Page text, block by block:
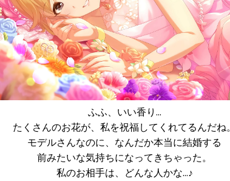
ふふ、いい香り…
たくさんのお花が、私を祝福してくれてるんだね。
モデルさんなのに、なんだか本当に結婚する
前みたいな気持ちになってきちゃった。
私のお相手は、どんな人かな…♪